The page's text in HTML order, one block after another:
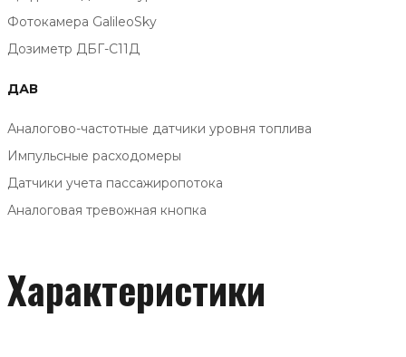
Фотокамера GalileoSky
Дозиметр ДБГ-С11Д
ДАВ
Аналогово-частотные датчики уровня топлива
Импульсные расходомеры
Датчики учета пассажиропотока
Аналоговая тревожная кнопка
Характеристики